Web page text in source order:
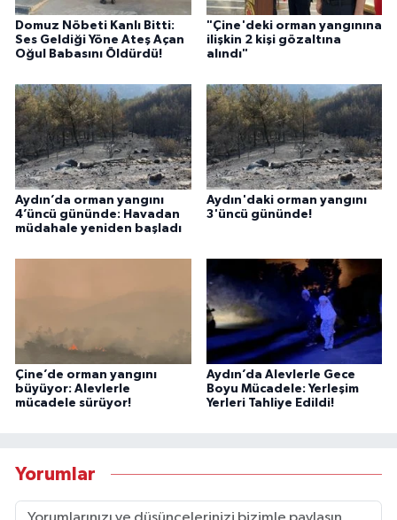
Domuz Nöbeti Kanlı Bitti:
Ses Geldiği Yöne Ateş Açan
Oğul Babasını Öldürdü!
"Çine'deki orman yangınına
ilişkin 2 kişi gözaltına
alındı"
Aydın’da orman yangını
4’üncü gününde: Havadan
müdahale yeniden başladı
Aydın'daki orman yangını
3'üncü gününde!
Çine’de orman yangını
büyüyor: Alevlerle
mücadele sürüyor!
Aydın’da Alevlerle Gece
Boyu Mücadele: Yerleşim
Yerleri Tahliye Edildi!
Yorumlar